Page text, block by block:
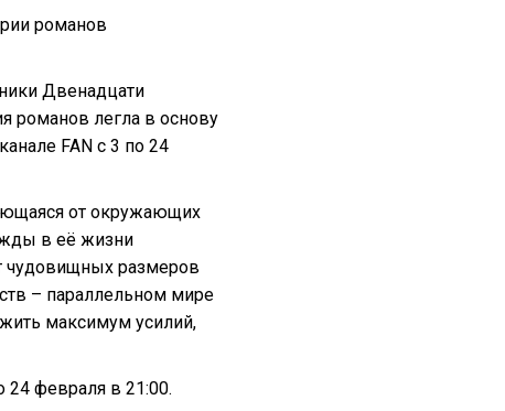
романов
Двенадцати
романов легла в основу
FAN с 3 по 24
от окружающих
в её жизни
чудовищных размеров
– параллельном мире
максимум усилий,
24 февраля в 21:00.